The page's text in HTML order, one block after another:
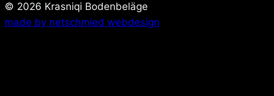
© 2026 Krasniqi Bodenbeläge
made by netschmied webdesign